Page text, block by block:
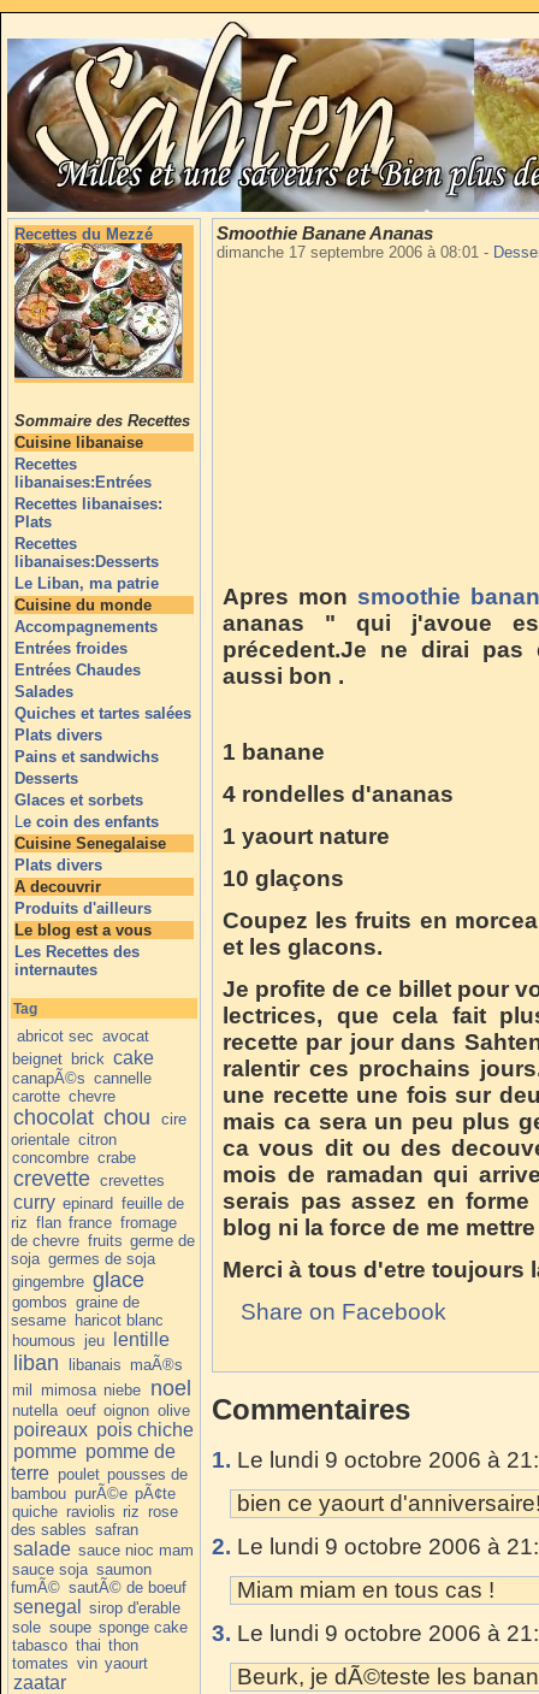
Recettes du Mezzé
Sommaire des Recettes
Cuisine libanaise
Recettes
libanaises:Entrées
Recettes libanaises:
Plats
Recettes
libanaises:Desserts
Le Liban, ma patrie
Cuisine du monde
Accompagnements
Entrées froides
Entrées Chaudes
Salades
Quiches et tartes salées
Plats divers
Pains et sandwichs
Desserts
Glaces et sorbets
Le coin des enfants
Cuisine Senegalaise
Plats divers
A decouvrir
Produits d'ailleurs
Le blog est a vous
Les Recettes des
internautes
Tag
abricot sec avocat
beignet brick cake
canapÃ©s cannelle
carotte chevre
chocolat chou
cire
orientale citron
concombre crabe
crevette crevettes
curry epinard feuille de
riz flan france fromage
de chevre fruits germe de
soja germes de soja
gingembre glace
gombos graine de
sesame haricot blanc
houmous jeu lentille
liban libanais maÃ®s
mil mimosa niebe noel
nutella oeuf oignon olive
poireaux pois chiche
pomme pomme de
terre poulet pousses de
bambou purÃ©e pÃ¢te
quiche raviolis riz rose
des sables safran
salade sauce nioc mam
sauce soja saumon
fumÃ© sautÃ© de boeuf
senegal
sirop d'erable
sole soupe sponge cake
tabasco thai thon
tomates vin yaourt
zaatar
Smoothie Banane Ananas
dimanche 17 septembre 2006 à 08:01 -
Apres mon smoothie
ananas " qui j'avoue
précedent.Je ne dirai
aussi bon .
1 banane
4 rondelles d'ananas
1 yaourt nature
10 glaçons
Coupez les fruits en
et les glacons.
Je profite de ce billet pour
lectrices, que cela fait
recette par jour dans
ralentir ces prochains
une recette une fois sur
mais ca sera un peu plus
ca vous dit ou des
mois de ramadan qui
serais pas assez en
blog ni la force de me
Merci à tous d'etre toujours
Share on Facebook
Commentaires
1. Le lundi 9 octobre 2006 à
bien ce yaourt
2. Le lundi 9 octobre 2006 à
Miam miam en tous cas !
3. Le lundi 9 octobre 2006 à
Beurk, je dÃ©teste les